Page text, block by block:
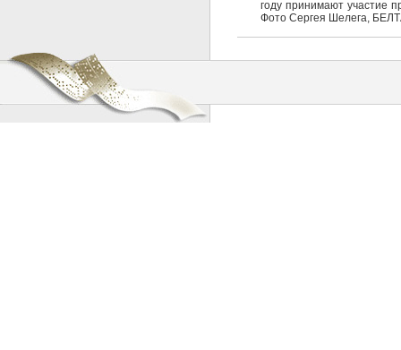
году принимают участие
Фото Сергея Шелега,